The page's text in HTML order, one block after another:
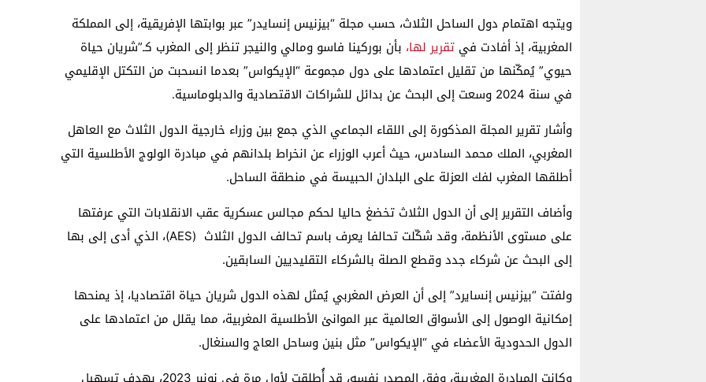
ويتجه اهتمام دول الساحل الثلاث، حسب مجلة “بيزنيس إنسايدر” عبر بوابتها الإفريقية، إلى المملكة
المغربية، إذ أفادت في تقرير لها، بأن بوركينا فاسو ومالي والنيجر تنظر إلى المغرب كـ”شريان حياة
حيوي” يُمكّنها من تقليل اعتمادها على دول مجموعة “الإيكواس” بعدما انسحبت من التكتل الإقليمي
في سنة 2024 وسعت إلى البحث عن بدائل للشراكات الاقتصادية والدبلوماسية.
وأشار تقرير المجلة المذكورة إلى اللقاء الجماعي الذي جمع بين وزراء خارجية الدول الثلاث مع العاهل
المغربي، الملك محمد السادس، حيث أعرب الوزراء عن انخراط بلدانهم في مبادرة الولوج الأطلسية التي
أطلقها المغرب لفك العزلة على البلدان الحبيسة في منطقة الساحل.
وأضاف التقرير إلى أن الدول الثلاث تخضغ حاليا لحكم مجالس عسكرية عقب الانقلابات التي عرفتها
على مستوى الأنظمة، وقد شكّلت تحالفا يعرف باسم تحالف الدول الثلاث (AES)، الذي أدى إلى بها
إلى البحث عن شركاء جدد وقطع الصلة بالشركاء التقليديين السابقين.
ولفتت “بيزنيس إنسايرد” إلى أن العرض المغربي يُمثل لهذه الدول شريان حياة اقتصاديا، إذ يمنحها
إمكانية الوصول إلى الأسواق العالمية عبر الموانئ الأطلسية المغربية، مما يقلل من اعتمادها على
الدول الحدودية الأعضاء في “الإيكواس” مثل بنين وساحل العاج والسنغال.